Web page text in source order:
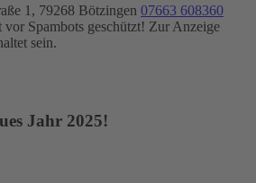
1, 79268 Bötzingen 07663 608360
Spambots geschützt! Zur Anzeige
sein.
Jahr 2025!